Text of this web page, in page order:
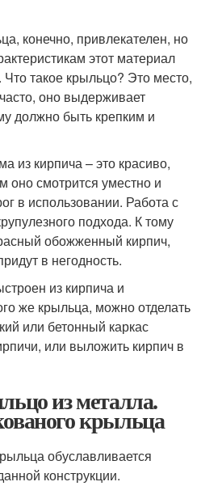
конечно, привлекателен, но
этот материал
такое крыльцо? Это место,
оно выдерживает
должно быть крепким и
из кирпича – это красиво,
смотрится уместно и
в использовании. Работа с
подхода. К тому
обожженный кирпич,
в негодность.
из кирпича и
же крыльца, можно отделать
или бетонный каркас
или выложить кирпич в
из металла.
крыльца
обуславливается
конструкции.